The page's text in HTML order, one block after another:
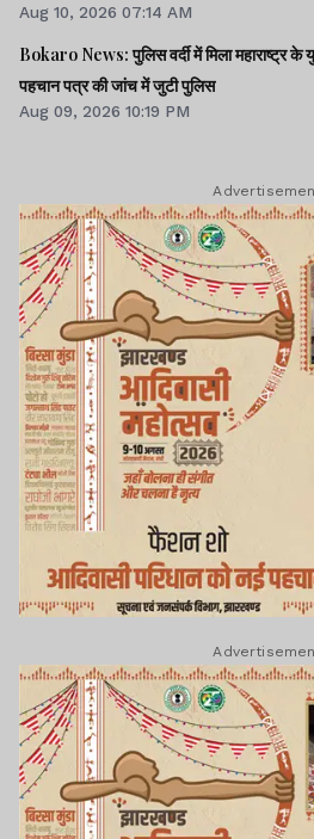
Aug 10, 2026 07:14 AM
Bokaro News: पुलिस वर्दी में मिला महाराष्ट्र
पहचान पत्र की जांच में जुटी पुलिस
Aug 09, 2026 10:19 PM